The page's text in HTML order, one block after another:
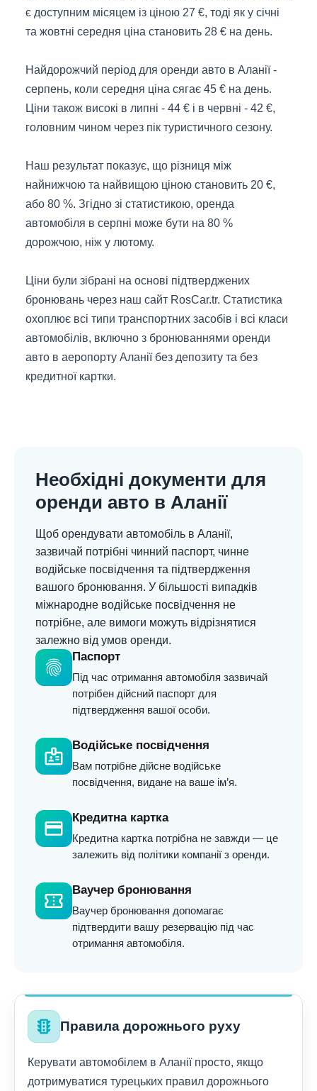
є доступним місяцем із ціною 27 €, тоді як у січні
та жовтні середня ціна становить 28 € на день.
Найдорожчий період для оренди авто в Аланії -
серпень, коли середня ціна сягає 45 € на день.
Ціни також високі в липні - 44 € і в червні - 42 €,
головним чином через пік туристичного сезону.
Наш результат показує, що різниця між
найнижчою та найвищою ціною становить 20 €,
або 80 %. Згідно зі статистикою, оренда
автомобіля в серпні може бути на 80 %
дорожчою, ніж у лютому.
Ціни були зібрані на основі підтверджених
бронювань через наш сайт RosCar.tr. Статистика
охоплює всі типи транспортних засобів і всі класи
автомобілів, включно з бронюваннями оренди
авто в аеропорту Аланії без депозиту та без
кредитної картки.
Необхідні документи для
оренди авто в Аланії
Щоб орендувати автомобіль в Аланії,
зазвичай потрібні чинний паспорт, чинне
водійське посвідчення та підтвердження
вашого бронювання. У більшості випадків
міжнародне водійське посвідчення не
потрібне, але вимоги можуть відрізнятися
залежно від умов оренди.
fingerprint
Паспорт
Під час отримання автомобіля зазвичай
потрібен дійсний паспорт для
підтвердження вашої особи.
badge
Водійське посвідчення
Вам потрібне дійсне водійське
посвідчення, видане на ваше ім’я.
credit_card
Кредитна картка
Кредитна картка потрібна не завжди — це
залежить від політики компанії з оренди.
confirmation_number
Ваучер бронювання
Ваучер бронювання допомагає
підтвердити вашу резервацію під час
отримання автомобіля.
traffic Правила дорожнього руху
Керувати автомобілем в Аланії просто, якщо
дотримуватися турецьких правил дорожнього